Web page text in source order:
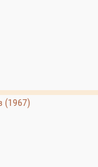
(1967)